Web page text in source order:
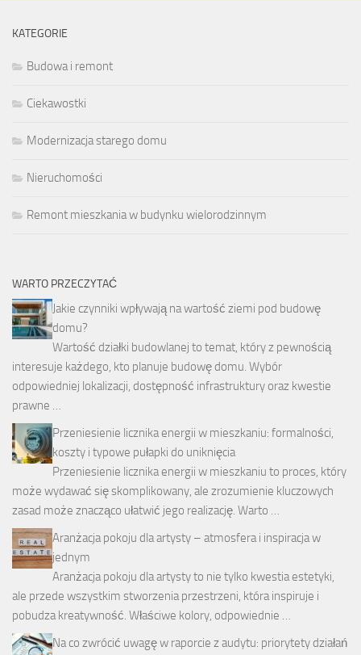
KATEGORIE
Budowa i remont
Ciekawostki
Modernizacja starego domu
Nieruchomości
Remont mieszkania w budynku wielorodzinnym
WARTO PRZECZYTAĆ
Jakie czynniki wpływają na wartość ziemi pod budowę
domu?
Wartość działki budowlanej to temat, który z pewnością
interesuje każdego, kto planuje budowę domu. Wybór
odpowiedniej lokalizacji, dostępność infrastruktury oraz kwestie
prawne …
Przeniesienie licznika energii w mieszkaniu: formalności,
koszty i typowe pułapki do uniknięcia
Przeniesienie licznika energii w mieszkaniu to proces, który
może wydawać się skomplikowany, ale zrozumienie kluczowych
zasad może znacząco ułatwić jego realizację. Warto …
Aranżacja pokoju dla artysty – atmosfera i inspiracja w
jednym
Aranżacja pokoju dla artysty to nie tylko kwestia estetyki,
ale przede wszystkim stworzenia przestrzeni, która inspiruje i
pobudza kreatywność. Właściwe kolory, odpowiednie …
Na co zwrócić uwagę w raporcie z audytu: priorytety działań